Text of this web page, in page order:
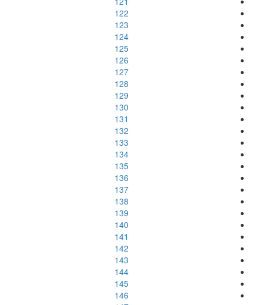
122
123
124
125
126
127
128
129
130
131
132
133
134
135
136
137
138
139
140
141
142
143
144
145
146